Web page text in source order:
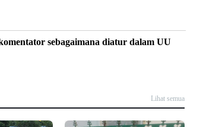
sebagaimana diatur dalam UU
Lihat semua